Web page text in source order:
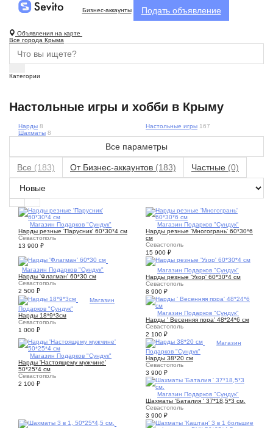
Бизнес-аккаунты Подать объявление
Объявления на карте
Все города Крыма
Категории
Настольные игры и хобби в Крыму
Нарды 8 Настольные игры 167
Шахматы 8
Все параметры
Все (183) От Бизнес-аккаунтов (183) Частные (0)
Магазин Подарков "Сундук"
Нарды резные 'Парусник' 60*30*4 см
Севастополь
13 900 ₽
Магазин Подарков "Сундук"
Нарды резные 'Многогрань' 60*30*6
см
Севастополь
15 900 ₽
Магазин Подарков "Сундук"
Нарды 'Флагман' 60*30 см
Севастополь
2 500 ₽
Магазин Подарков "Сундук"
Нарды резные 'Узор' 60*30*4 см
Севастополь
8 900 ₽
Магазин
Подарков "Сундук"
Нарды 18*9*3см
Севастополь
1 000 ₽
Магазин Подарков "Сундук"
Нарды ' Весенняя пора' 48*24*6 см
Севастополь
2 100 ₽
Магазин Подарков "Сундук"
Нарды 'Настоящему мужчине'
50*25*4 см
Севастополь
2 100 ₽
Магазин
Подарков "Сундук"
Нарды 38*20 см
Севастополь
3 900 ₽
Магазин Подарков "Сундук"
Шахматы 'Баталия ' 37*18,5*3 см.
Севастополь
3 900 ₽